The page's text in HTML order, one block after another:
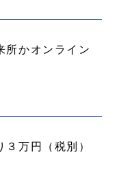
所かオンライン
万円（税別）